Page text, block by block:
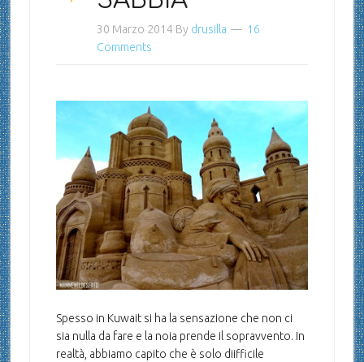
30 Marzo 2014 By drusilla
16
Comments
Spesso in Kuwait si ha la sensazione che non ci
sia nulla da fare e la noia prende il sopravvento. In
realtà, abbiamo capito che è solo diifficile